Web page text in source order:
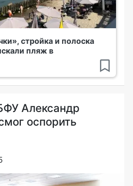
стройка и полоска
пляж в
Александр
оспорить